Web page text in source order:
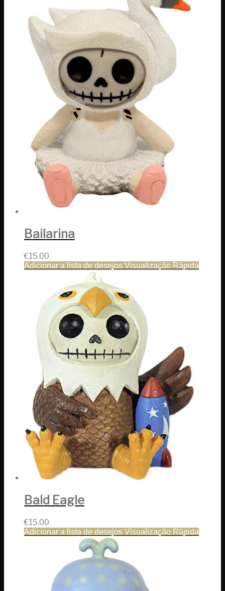
Bailarina
€15.00
Adicionar a lista de desejos Visualização Rápida
Bald Eagle
€15.00
Adicionar a lista de desejos Visualização Rápida